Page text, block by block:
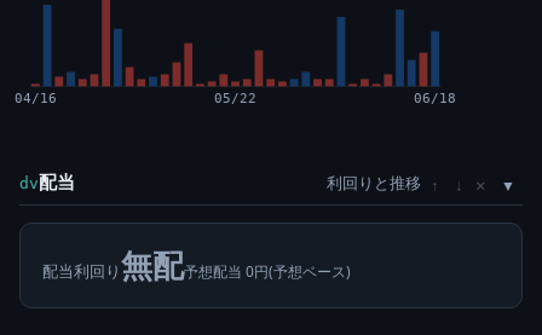
04/16 05/22 06/18
dv配当 利回りと推移 ↑ ↓ ×
配当利回り無配予想配当 0円(予想ベース)